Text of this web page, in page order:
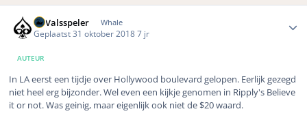
DeValsspeler Whale
Geplaatst 31 oktober 20187 jr
AUTEUR
In LA eerst een tijdje over Hollywood boulevard gelopen. Eerlijk gezegd
niet heel erg bijzonder. Wel even een kijkje genomen in Ripply's Believe
it or not. Was geinig, maar eigenlijk ook niet de $20 waard.